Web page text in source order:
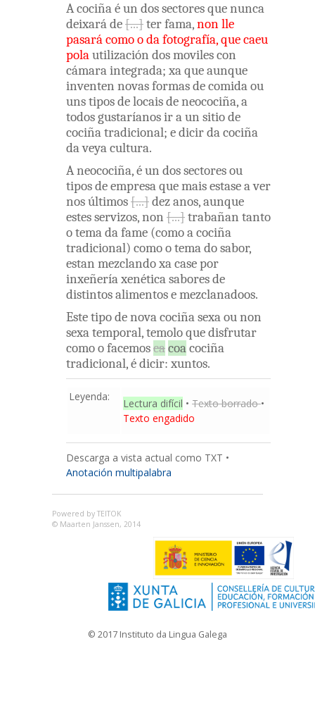
Acociñaéun dossectoresquenunca
deixaráde terfama,nonlle
pasarácomoodafotografía,quecaeu
polautilización dosmovilescon
cámaraintegrada; xaqueaunque
inventen novasformasdecomidaou
unstiposdelocaisdeneocociña,a
todosgustaríanosiraun sitiode
cociñatradicional; edicirdacociña
daveyacultura.
Aneocociña,éun dossectoresou
tiposdeempresaquemaisestaseaver
nosúltimos dezanos,aunque
estesservizos,non trabañan tanto
otemadafame (comoacociña
tradicional) comootemadosabor,
estan mezclandoxacasepor
inxeñeríaxenéticasaboresde
distintosalimentosemezclanadoos.
Estetipodenovacociñasexaounon
sexatemporal,temoloquedisfrutar
comoofacemoscacoacociña
tradicional,édicir: xuntos.
Leyenda:
Lectura difícil • Texto borrado •
Texto engadido
Descarga a vista actual como TXT •
Anotación multipalabra
Powered by TEITOK
© Maarten Janssen, 2014
© 2017 Instituto da Lingua Galega